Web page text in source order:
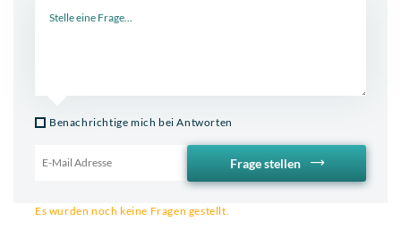
Benachrichtige mich bei Antworten
Frage stellen
Es wurden noch keine Fragen gestellt.